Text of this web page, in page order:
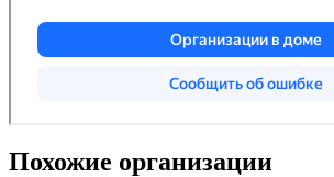
Похожие организации